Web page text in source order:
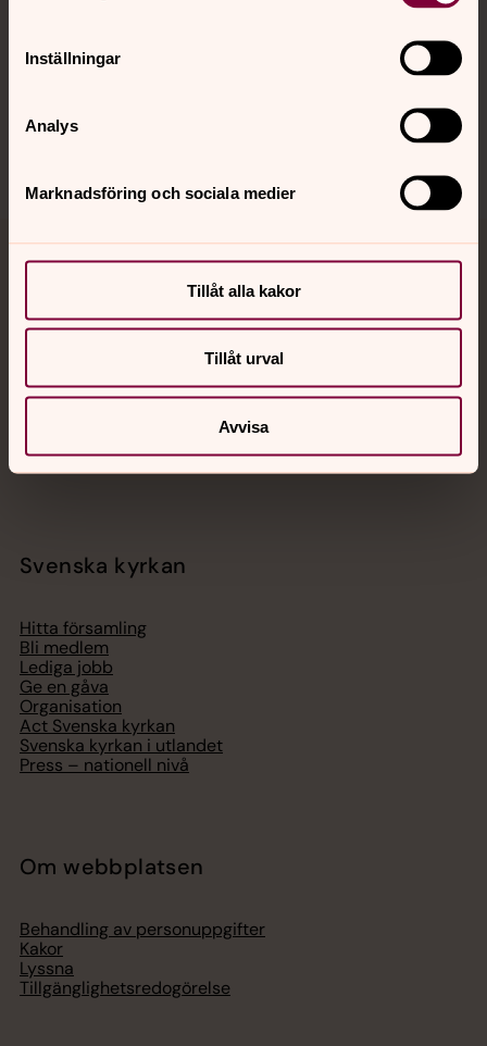
Inställningar
Analys
Marknadsföring och sociala medier
Tillåt alla kakor
Tillåt urval
Avvisa
Jourhavande präst
Akut samtals- och krisstöd. Prata eller chatta anonymt
Chatt
Telefon 112
Svenska kyrkan
Hitta församling
Bli medlem
Lediga jobb
Ge en gåva
Organisation
Act Svenska kyrkan
Svenska kyrkan i utlandet
Press – nationell nivå
Om webbplatsen
Behandling av personuppgifter
Kakor
Lyssna
Tillgänglighetsredogörelse